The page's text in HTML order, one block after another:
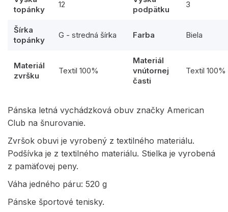
topánky
12
podpätku
3
Šírka
topánky
G - stredná šírka Farba Biela
Materiál
zvršku
Textil 100%
Materiál
vnútornej
časti
Textil 100%
Pánska letná vychádzková obuv značky American
Club na šnurovanie.
Zvršok obuvi je vyrobený z textilného materiálu.
Podšívka je z textilného materiálu. Stielka je vyrobená
z pamäťovej peny.
Váha jedného páru: 520 g
Pánske športové tenisky.